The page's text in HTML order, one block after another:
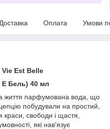
Доставка Оплата Умови
Est Belle
Е Бель) 40 мл
життя парфумована вода, що
побудували на простий,
краси, свободи і щастя,
які нав'язує